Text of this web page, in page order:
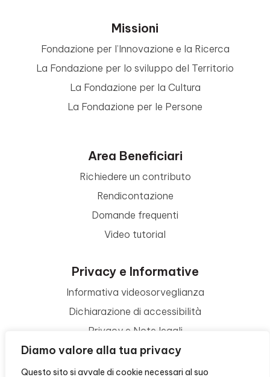
Diamo valore alla tua privacy
Questo sito si avvale di cookie necessari al suo
Missioni
Fondazione per l’Innovazione e la Ricerca
La Fondazione per lo sviluppo del Territorio
La Fondazione per la Cultura
La Fondazione per le Persone
Area Beneficiari
Richiedere un contributo
Rendicontazione
Domande frequenti
Video tutorial
Privacy e Informative
Informativa videosorveglianza
Dichiarazione di accessibilità
Privacy e Note legali
Termini di utilizzo
Cookie policy